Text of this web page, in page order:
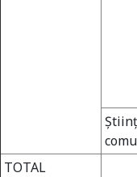
TOTAL